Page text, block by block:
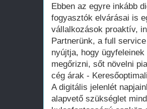
Ebben az egyre inkább
fogyasztók elvárásai is
vállalkozások proaktív,
Partnerünk, a full
nyújtja, hogy
megőrizni, sőt növelni
cég árak -
A digitális jelenlét
alapvető szükséglet